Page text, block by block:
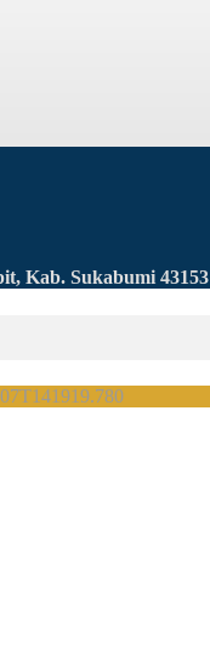
Kab. Sukabumi 43153